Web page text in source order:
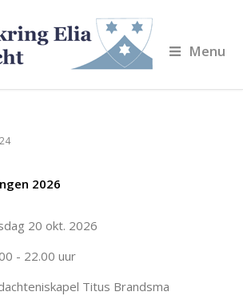
Menu
2026
20 okt. 2026
- 22.00 uur
Titus Brandsma